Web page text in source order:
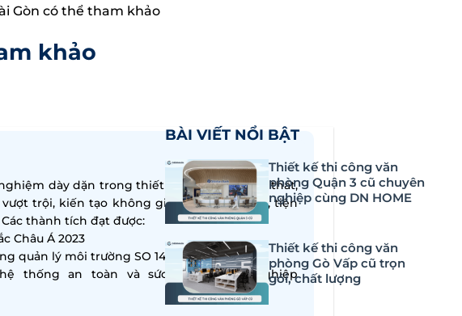
Gòn có thể tham khảo
khảo
dày dặn trong thiết kế – thi công nội thất,
trội, kiến tạo không gian sống hiện đại, tiện
thành tích đạt được:
Châu Á 2023
quản lý môi trường SO 14001:2015
thống an toàn và sức khỏe nghề nghiệp
BÀI VIẾT NỔI BẬT
Thiết kế thi công văn
phòng Quận 3 cũ chuyên
nghiệp cùng DN HOME
Thiết kế thi công văn
phòng Gò Vấp cũ trọn
gói, chất lượng